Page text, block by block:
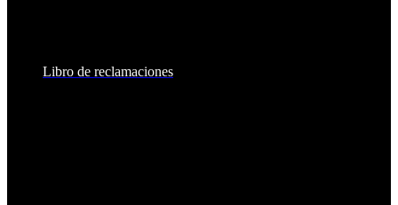
Libro de reclamaciones